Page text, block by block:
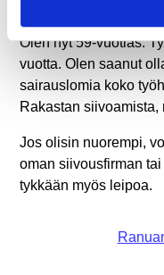
ole paljon. Kiire ei ole
Olen nyt 59-vuotias.
vuotta. Olen saanut
sairauslomia koko
Rakastan
Jos olisin nuorempi,
oman siivousfirman
tykkään myös leipoa.